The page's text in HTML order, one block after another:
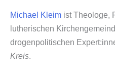
Michael Kleim ist Theologe,
lutherischen
drogenpolitischen
Kreis.